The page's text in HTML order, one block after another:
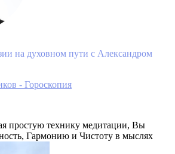
на духовном пути с Александром
простую технику медитации, Вы
Гармонию и Чистоту в мыслях